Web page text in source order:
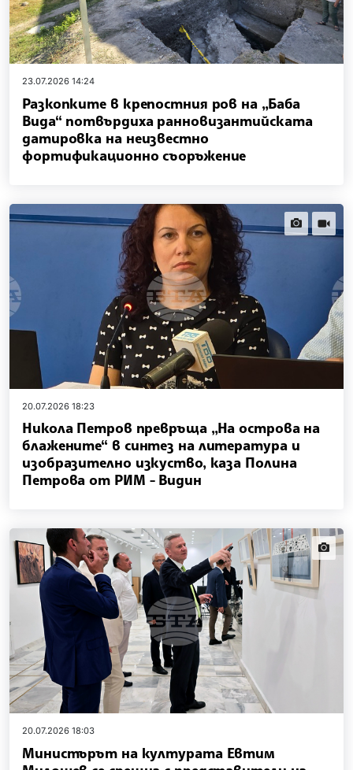
23.07.2026 14:24
Разкопките в крепостния ров на „Баба
Вида“ потвърдиха ранновизантийската
датировка на неизвестно
фортификационно съоръжение
news.images
20.07.2026 18:23
Никола Петров превръща „На острова на
блажените“ в синтез на литература и
изобразително изкуство, каза Полина
Петрова от РИМ - Видин
20.07.2026 18:03
Министърът на културата Евтим